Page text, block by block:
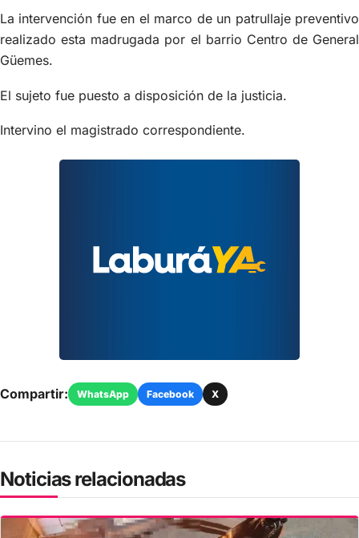
La intervención fue en el marco de un patrullaje preventivo
realizado esta madrugada por el barrio Centro de General
Güemes.
El sujeto fue puesto a disposición de la justicia.
Intervino el magistrado correspondiente.
Compartir: WhatsApp Facebook X
Noticias relacionadas